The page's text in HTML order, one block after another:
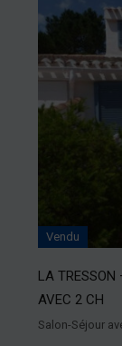
Vendu
LA
AVEC 2 CH
Salon-Séjour